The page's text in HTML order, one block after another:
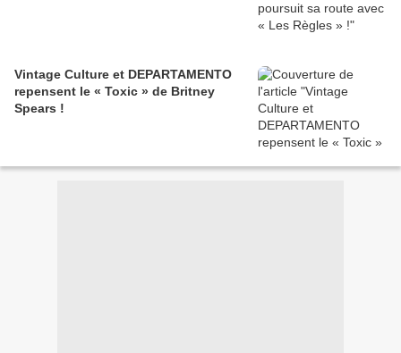
Vintage Culture et DEPARTAMENTO
repensent le « Toxic » de Britney
Spears !